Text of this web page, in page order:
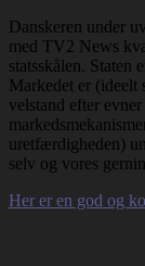
Danskeren under
med TV2 News
statsskålen. Staten
Markedet er (ideelt
velstand efter
uretfærdigheden)
selv og vores
Her er en god og